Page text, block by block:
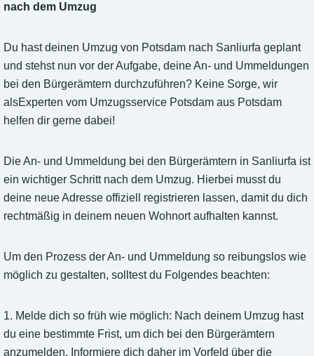
nach dem Umzug
Du hast deinen Umzug von Potsdam nach Sanliurfa geplant
und stehst nun vor der Aufgabe, deine An- und Ummeldungen
bei den Bürgerämtern durchzuführen? Keine Sorge, wir
alsExperten vom Umzugsservice Potsdam aus Potsdam
helfen dir gerne dabei!
Die An- und Ummeldung bei den Bürgerämtern in Sanliurfa ist
ein wichtiger Schritt nach dem Umzug. Hierbei musst du
deine neue Adresse offiziell registrieren lassen, damit du dich
rechtmäßig in deinem neuen Wohnort aufhalten kannst.
Um den Prozess der An- und Ummeldung so reibungslos wie
möglich zu gestalten, solltest du Folgendes beachten:
1. Melde dich so früh wie möglich: Nach deinem Umzug hast
du eine bestimmte Frist, um dich bei den Bürgerämtern
anzumelden. Informiere dich daher im Vorfeld über die